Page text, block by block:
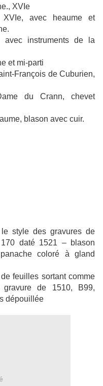
XVIe
avec heaume et
avec instruments de la
et mi-parti
François de Cuburien,
du Crann, chevet
blason avec cuir.
style des gravures de
daté 1521 – blason
coloré à gland
feuilles sortant comme
de 1510, B99,
dépouillée